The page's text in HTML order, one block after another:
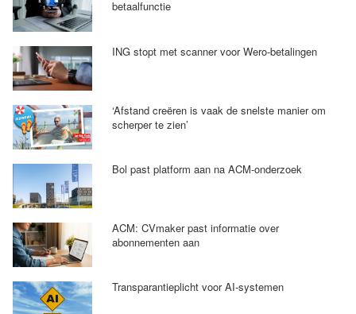
betaalfunctie
ING stopt met scanner voor Wero-betalingen
‘Afstand creëren is vaak de snelste manier om
scherper te zien’
Bol past platform aan na ACM-onderzoek
ACM: CVmaker past informatie over
abonnementen aan
Transparantieplicht voor AI-systemen